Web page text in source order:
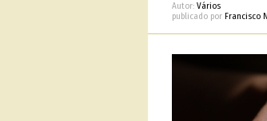
Autor: Vários
publicado por Francisco